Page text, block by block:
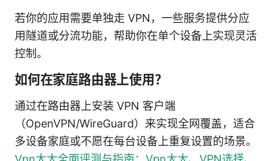
若你的应用需要单独走 VPN，一些服务提供分应
用隧道或分流功能，帮助你在单个设备上实现灵活
控制。
如何在家庭路由器上使用？
通过在路由器上安装 VPN 客户端
（OpenVPN/WireGuard）来实现全网覆盖，适合
多设备家庭或不愿在每台设备上重复设置的场景。